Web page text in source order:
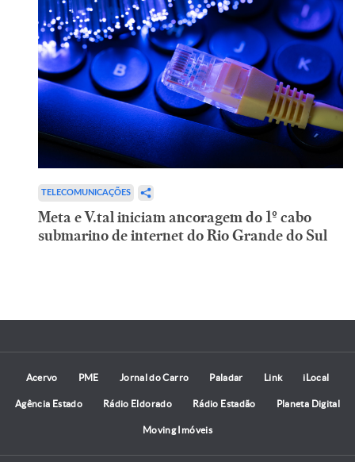
TELECOMUNICAÇÕES
Meta e V.tal iniciam ancoragem do 1º cabo
submarino de internet do Rio Grande do Sul
Acervo PME Jornal do Carro Paladar Link iLocal
Agência Estado Rádio Eldorado Rádio Estadão Planeta Digital
Moving Imóveis